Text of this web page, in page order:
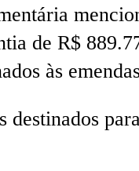
de R$
às
destinados